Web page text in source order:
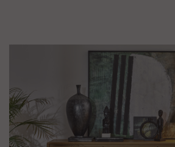
CANAPÉS ET FAUTEUILS
SÉJOURS, TABLES ET CHAISES
MEUBLES